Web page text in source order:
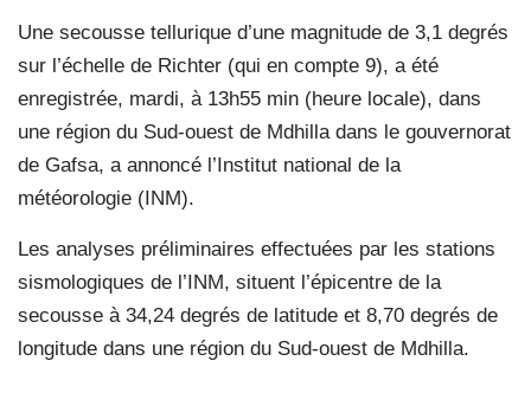
Une secousse tellurique d’une magnitude de 3,1 degrés
sur l’échelle de Richter (qui en compte 9), a été
enregistrée, mardi, à 13h55 min (heure locale), dans
une région du Sud-ouest de Mdhilla dans le gouvernorat
de Gafsa, a annoncé l’Institut national de la
météorologie (INM).
Les analyses préliminaires effectuées par les stations
sismologiques de l’INM, situent l’épicentre de la
secousse à 34,24 degrés de latitude et 8,70 degrés de
longitude dans une région du Sud-ouest de Mdhilla.